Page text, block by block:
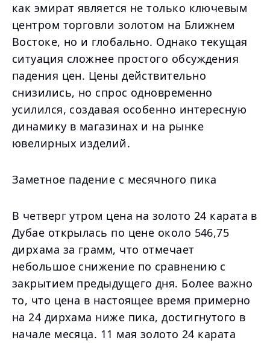
как эмират является не только ключевым
центром торговли золотом на Ближнем
Востоке, но и глобально. Однако текущая
ситуация сложнее простого обсуждения
падения цен. Цены действительно
снизились, но спрос одновременно
усилился, создавая особенно интересную
динамику в магазинах и на рынке
ювелирных изделий.
Заметное падение с месячного пика
В четверг утром цена на золото 24 карата в
Дубае открылась по цене около 546,75
дирхама за грамм, что отмечает
небольшое снижение по сравнению с
закрытием предыдущего дня. Более важно
то, что цена в настоящее время примерно
на 24 дирхама ниже пика, достигнутого в
начале месяца. 11 мая золото 24 карата